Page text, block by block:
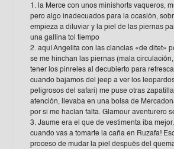
1. la Merce con unos minishorts vaqueros,
pero algo inadecuados para la ocasión,
empieza a diluviar y la piel de las piernas
una gallina tol tiempo
2. aquí Angelita con las clanclas «de ditet»
se me hinchan las piernas (mala
tener los pinreles al decubierto para
cuando bajamos del jeep a ver los
peligrosos del safari) me puse otras
atención, llevaba en una bolsa de
por si me hacían falta. Glamour aventurero
3. Jaume era el que de vestimenta iba
cuando vas a tomarte la caña en Ruzafa!
proceso de mudar la piel después del